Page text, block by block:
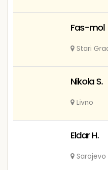
Fas-mol
Stari
Nikola S.
Livno
Eldar H.
Sarajevo